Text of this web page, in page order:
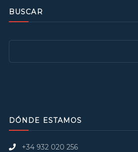
BUSCAR
DÓNDE ESTAMOS
+34 932 020 256